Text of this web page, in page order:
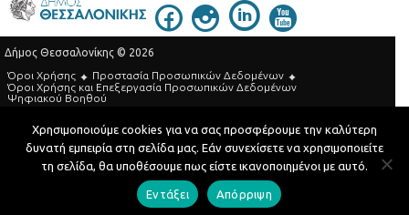
Δήμος Θεσσαλονίκης © 2026
Όροι Χρήσης
Προστασία Προσωπικών Δεδομένων
Όροι Xρήσης και Eπεξεργασία Προσωπικών Δεδομένων
Ψηφιακού Βοηθού
Τηλεφωνικός Κατάλογος
Developed by MyCompany Projects
Χρησιμοποιούμε cookies για να σας προσφέρουμε την καλύτερη
δυνατή εμπειρία στη σελίδα μας. Εάν συνεχίσετε να χρησιμοποιείτε
τη σελίδα, θα υποθέσουμε πως είστε ικανοποιημένοι με αυτό.
Εντάξει Απόρριψη